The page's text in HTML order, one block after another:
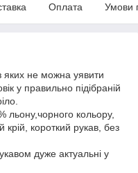
Оплата Умови
яких не можна уявити
у правильно підібраній
льону,чорного кольору,
крій, короткий рукав, без
дуже актуальні у